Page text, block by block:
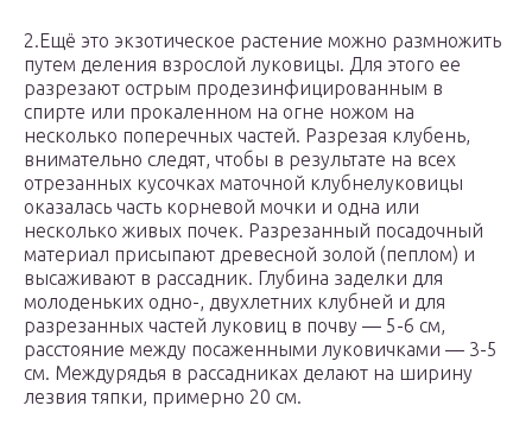
2.Ещё это экзотическое растение можно размножить
путем деления взрослой луковицы. Для этого ее
разрезают острым продезинфицированным в
спирте или прокаленном на огне ножом на
несколько поперечных частей. Разрезая клубень,
внимательно следят, чтобы в результате на всех
отрезанных кусочках маточной клубнелуковицы
оказалась часть корневой мочки и одна или
несколько живых почек. Разрезанный посадочный
материал присыпают древесной золой (пеплом) и
высаживают в рассадник. Глубина заделки для
молоденьких одно-, двухлетних клубней и для
разрезанных частей луковиц в почву — 5-6 см,
расстояние между посаженными луковичками — 3-5
см. Междурядья в рассадниках делают на ширину
лезвия тяпки, примерно 20 см.